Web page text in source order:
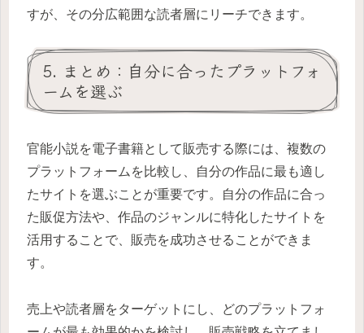
すが、その分広範囲な読者層にリーチできます。
5. まとめ：自分に合ったプラットフォ
ームを選ぶ
官能小説を電子書籍として販売する際には、複数の
プラットフォームを比較し、自分の作品に最も適し
たサイトを選ぶことが重要です。自分の作品に合っ
た販促方法や、作品のジャンルに特化したサイトを
活用することで、販売を成功させることができま
す。
売上や読者層をターゲットにし、どのプラットフォ